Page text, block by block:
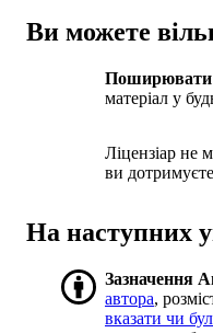
Ви можете
Поширювати
матеріал у
Ліцензіар не
ви
На наступних
Зазначення
автора,
вказати чи